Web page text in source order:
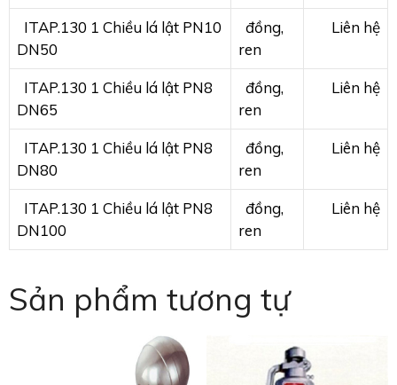
ITAP.130 1 Chiều lá lật PN10
DN50
đồng,
ren
Liên hệ
ITAP.130 1 Chiều lá lật PN8
DN65
đồng,
ren
Liên hệ
ITAP.130 1 Chiều lá lật PN8
DN80
đồng,
ren
Liên hệ
ITAP.130 1 Chiều lá lật PN8
DN100
đồng,
ren
Liên hệ
Sản phẩm tương tự